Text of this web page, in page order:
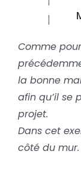
Comme
la bonne
afin qu’il se
projet.
Dans cet
côté du mur.